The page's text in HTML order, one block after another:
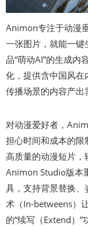
Animon专注于动漫
一张图片，就能一键
品“萌动AI”的生成内
化，提供含中国风
传播场景的内容产出
对动漫爱好者，
担心时间和成本的
高质量的动漫短片，
Animon Studio版本
具，支持背景替换、
术（In-betweens）
的“续写（Extend）